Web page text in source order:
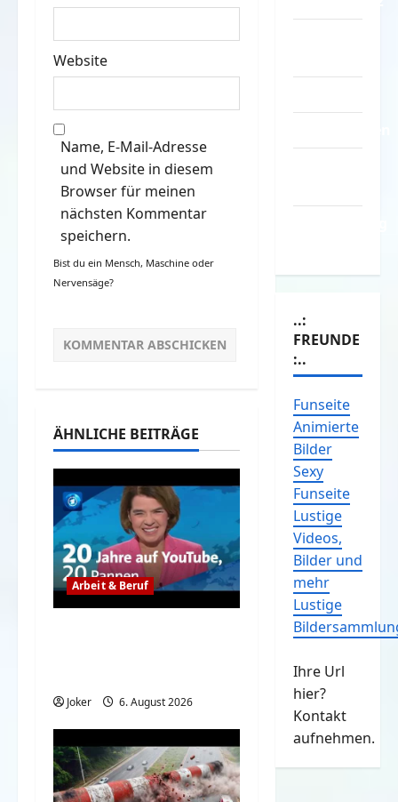
Website
Name, E-Mail-Adresse
und Website in diesem
Browser für meinen
nächsten Kommentar
speichern.
Bist du ein Mensch, Maschine oder
Nervensäge?
ÄHNLICHE BEITRÄGE
Arbeit & Beruf
Joker 6. August 2026
..:
FREUNDE
:..
Funseite
Animierte
Bilder
Sexy
Funseite
Lustige
Videos,
Bilder und
mehr
Lustige
Ihre Url
hier?
Kontakt
aufnehmen.